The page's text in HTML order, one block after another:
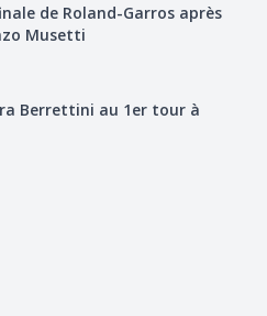
de Roland-Garros après
Musetti
Berrettini au 1er tour à